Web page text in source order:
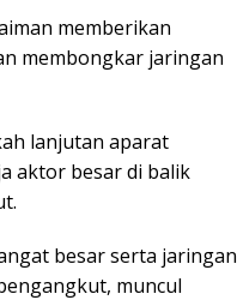
memberikan
membongkar jaringan
lanjutan aparat
aktor besar di balik
besar serta jaringan
muncul